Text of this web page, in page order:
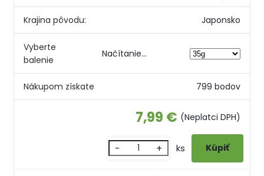
Krajina pôvodu: Japonsko
Vyberte
balenie
Načítanie...
Nákupom získate 799 bodov
7,99 € (Neplatci DPH)
- + ks